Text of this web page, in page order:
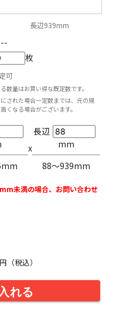
長辺939mm
--
枚
可
数量はお買い得な既定数です。
された場合一定数までは、元の規
くなる場合がございます。
x
長辺
mm
88〜939mm
未満の場合、お問い合わせ
円（税込）
れる